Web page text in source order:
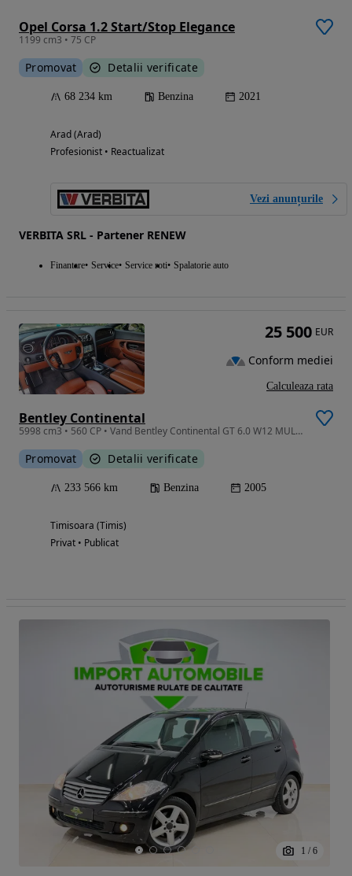
Opel Corsa 1.2 Start/Stop Elegance
1199 cm3 • 75 CP
Promovat Detalii verificate
68 234 km Benzina 2021
Arad (Arad)
Profesionist • Reactualizat
Vezi anunțurile
VERBITA SRL - Partener RENEW
Finantare Service Service roti Spalatorie auto
Bentley Continental
5998 cm3 • 560 CP • Vand Bentley Continental GT 6.0 W12 MULLINER (editie limitata)
Promovat Detalii verificate
233 566 km Benzina 2005
Timisoara (Timis)
Privat • Publicat
25 500 EUR
Conform mediei
Calculeaza rata
1 / 6